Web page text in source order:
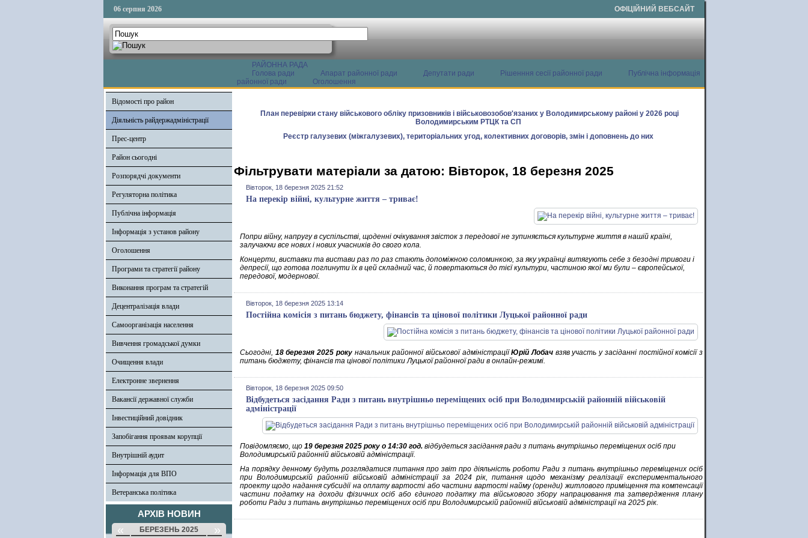
06 серпня 2026 ОФІЦІЙНИЙ ВЕБСАЙТ
РАЙОННА РАДА
Голова ради
Апарат районної ради Депутати ради Рішенння сесії районної ради
Публічна інформація
районної ради
Оголошення
Відомості про район
Діяльність райдержадміністрації
Прес-центр
Район сьогодні
Розпорядчі документи
Регуляторна політика
Публічна інформація
Інформація з установ району
Оголошення
Програми та стратегії району
Виконання програм та стратегій
Децентралізація влади
Самоорганізація населення
Вивчення громадської думки
Очищення влади
Електронне звернення
Вакансії державної служби
Інвестиційний довідник
Запобігання проявам корупції
Внутрішній аудит
Інформація для ВПО
Ветеранська політика
АРХІВ НОВИН
« БЕРЕЗЕНЬ 2025 »
План перевірки стану військового обліку призовників і військовозобов'язаних у Володимирському районі у 2026 році
Володимирським РТЦК та СП
Реєстр галузевих (міжгалузевих), територіальних угод, колективних договорів, змін і доповнень до них
Фільтрувати матеріали за датою: Вівторок, 18 березня 2025
Вівторок, 18 березня 2025 21:52
На перекір війні, культурне життя – триває!
Попри війну, напругу в суспільстві, щоденні очікування звісток з передової не зупиняється культурне життя в нашій країні,
залучаючи все нових і нових учасників до свого кола.
Концерти, виставки та вистави раз по раз стають допоміжною соломинкою, за яку українці витягують себе з безодні тривоги і
депресії, що готова поглинути їх в цей складний час, й повертаються до тієї культури, частиною якої ми були – європейської,
передової, модернової.
Вівторок, 18 березня 2025 13:14
Постійна комісія з питань бюджету, фінансів та цінової політики Луцької районної ради
Сьогодні, 18 березня 2025 рокуначальник районної військової адміністраціїЮрій Лобач взяв участь у засіданні постійної комісії з
питань бюджету, фінансів та цінової політики Луцької районної ради в онлайн-режимі.
Вівторок, 18 березня 2025 09:50
Відбудеться засідання Ради з питань внутрішньо переміщених осіб при Володимирській районній військовій
адміністрації
Повідомляємо, що 19 березня 2025 року о 14:30 год. відбудеться засідання ради з питань внутрішньо переміщених осіб при
Володимирській районній військовій адміністрації.
На порядку денному будуть розглядатися питання про звіт про діяльність роботи Ради з питань внутрішньо переміщених осіб
при Володимирській районній військовій адміністрації за 2024 рік, питання щодо механізму реалізації експериментального
проекту щодо надання субсидії на оплату вартості або частини вартості найму (оренди) житлового приміщення та компенсації
частини податку на доходи фізичних осіб або єдиного податку та військового збору напрацювання та затвердження плану
роботи Ради з питань внутрішньо переміщених осіб при Володимирській районній військовій адміністрації на 2025 рік.